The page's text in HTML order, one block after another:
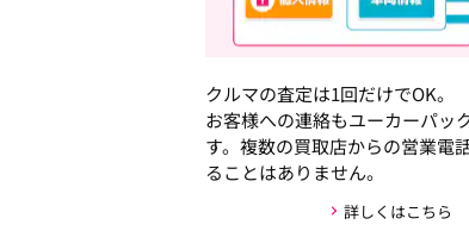
クルマの査定は1回だけでOK。
お客様への連絡もユーカーパッ
す。複数の買取店からの営業電
ることはありません。
詳しくはこちら